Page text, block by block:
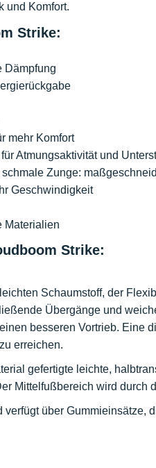
und Komfort.
Strike:
Dämpfung
mehr Komfort
Atmungsaktivität und
Zunge:
Geschwindigkeit
Materialien
Strike:
Schaumstoff, der
Übergänge und
besseren Vortrieb. Eine
erreichen.
gefertigte leichte,
Mittelfußbereich wird durch
über Gummieinsätze,